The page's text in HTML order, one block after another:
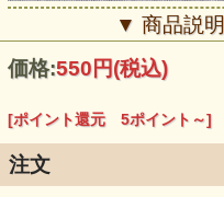
▼ 商品説
価格:550円(税込)
[ポイント還元 5ポイント～]
注文